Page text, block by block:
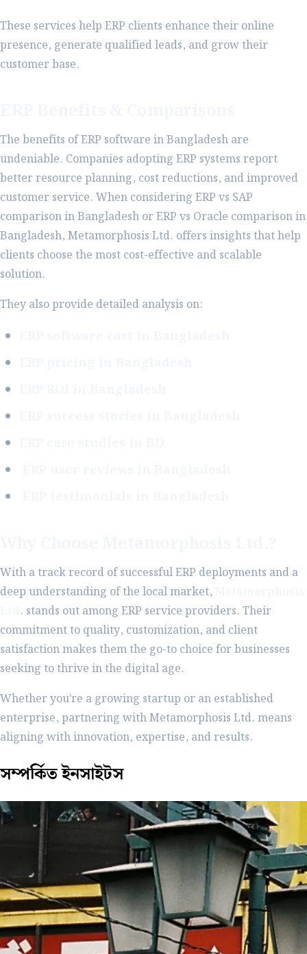
These services help ERP clients enhance their online
presence, generate qualified leads, and grow their
customer base.
The benefits of ERP software in Bangladesh are
undeniable. Companies adopting ERP systems report
better resource planning, cost reductions, and improved
customer service. When considering ERP vs SAP
comparison in Bangladesh or ERP vs Oracle comparison in
Bangladesh, Metamorphosis Ltd. offers insights that help
clients choose the most cost-effective and scalable
solution.
They also provide detailed analysis on:
With a track record of successful ERP deployments and a
deep understanding of the local market,
. stands out among ERP service providers. Their
commitment to quality, customization, and client
satisfaction makes them the go-to choice for businesses
seeking to thrive in the digital age.
Whether you're a growing startup or an established
enterprise, partnering with Metamorphosis Ltd. means
aligning with innovation, expertise, and results.
সম্পর্কিতইনসাইটস